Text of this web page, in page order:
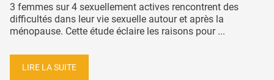
3 femmes sur 4 sexuellement actives rencontrent des
difficultés dans leur vie sexuelle autour et après la
ménopause. Cette étude éclaire les raisons pour ...
LIRE LA SUITE